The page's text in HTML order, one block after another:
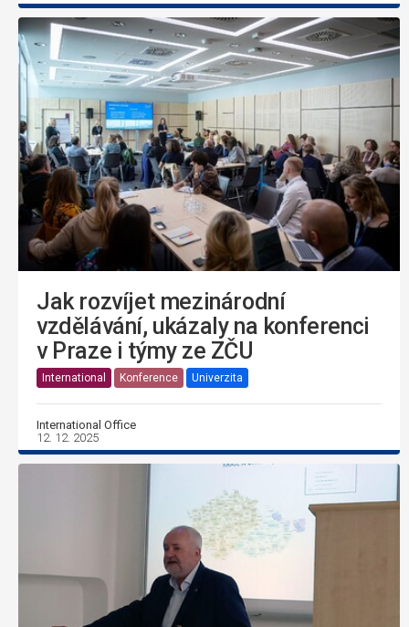
Jak rozvíjet mezinárodní
vzdělávání, ukázaly na konferenci
v Praze i týmy ze ZČU
International Konference Univerzita
International Office
12. 12. 2025